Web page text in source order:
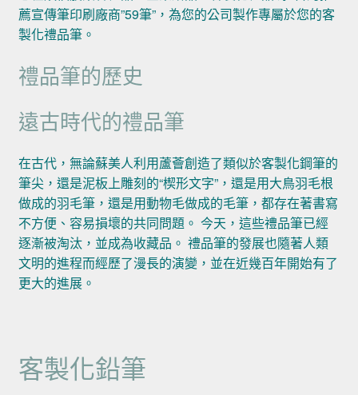
薦宣傳筆印刷廠商”59筆”，為您的公司製作專屬於您的客
製化禮品筆。
禮品筆的歷史
遠古時代的禮品筆
在古代，無論蘇美人利用蘆薈創造了類似於客製化鋼筆的
筆尖，還是泥板上雕刻的“楔形文字”，還是用大鳥羽毛根
做成的羽毛筆，還是用動物毛做成的毛筆，都存在著書寫
不方便、容易損壞的共同問題。 今天，這些禮品筆已經
逐漸被淘汰，並成為收藏品。 禮品筆的發展也隨著人類
文明的進程而經歷了漫長的演變，並在近幾百年開始有了
更大的進展。
客製化鉛筆